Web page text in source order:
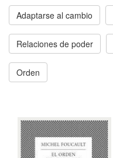
Adaptarse al cambio
Relaciones de poder
Orden